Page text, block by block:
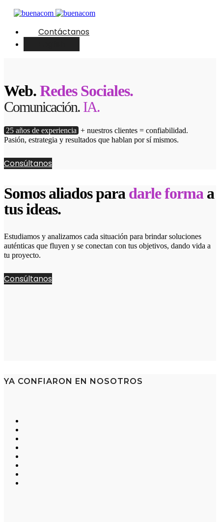
Contáctanos
Web.Redes Sociales.
Comunicación. IA.
25 años de experiencia + nuestros clientes = confiabilidad.
Pasión, estrategia y resultados que hablan por sí mismos.
Consúltanos
Somos aliados para darle forma a
tus ideas.
Estudiamos y analizamos cada situación para brindar soluciones
auténticas que fluyen y se conectan con tus objetivos, dando vida a
tu proyecto.
Consúltanos
YA CONFIARON EN NOSOTROS